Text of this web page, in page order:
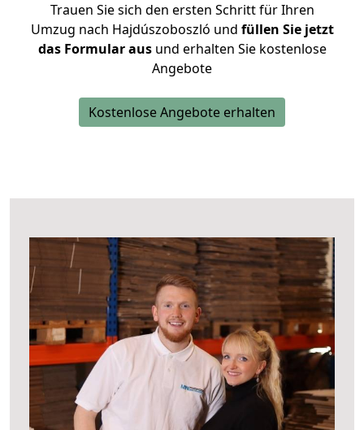
Trauen Sie sich den ersten Schritt für Ihren
Umzug nach Hajdúszoboszló und füllen Sie jetzt
das Formular ausund erhalten Sie kostenlose
Angebote
Kostenlose Angebote erhalten